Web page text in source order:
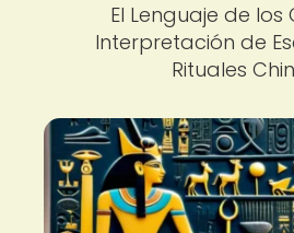
El Lenguaje de los
Interpretación de
Rituales